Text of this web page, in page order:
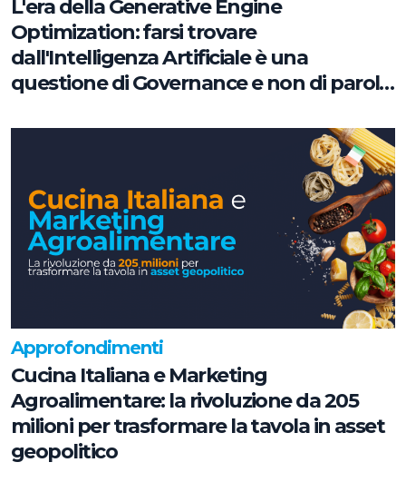
L'era della Generative Engine
Optimization: farsi trovare
dall'Intelligenza Artificiale è una
questione di Governance e non di parole
Approfondimenti
Cucina Italiana e Marketing
Agroalimentare: la rivoluzione da 205
milioni per trasformare la tavola in asset
geopolitico